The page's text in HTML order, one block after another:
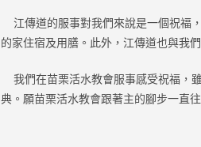
江傳道的服事對我們來說是一個祝福
的家住宿及用膳。此外，江傳道也與我
我們在苗栗活水教會服事感受祝福，
典。願苗栗活水教會跟著主的腳步一直往